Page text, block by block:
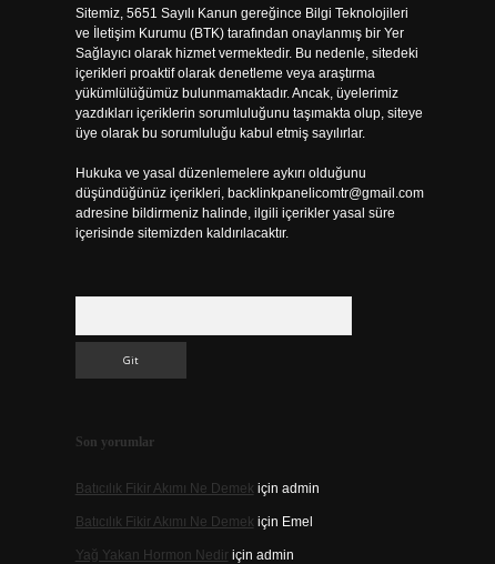
Sitemiz, 5651 Sayılı Kanun gereğince Bilgi Teknolojileri
ve İletişim Kurumu (BTK) tarafından onaylanmış bir Yer
Sağlayıcı olarak hizmet vermektedir. Bu nedenle, sitedeki
içerikleri proaktif olarak denetleme veya araştırma
yükümlülüğümüz bulunmamaktadır. Ancak, üyelerimiz
yazdıkları içeriklerin sorumluluğunu taşımakta olup, siteye
üye olarak bu sorumluluğu kabul etmiş sayılırlar.
Hukuka ve yasal düzenlemelere aykırı olduğunu
düşündüğünüz içerikleri, backlinkpanelicomtr@gmail.com
adresine bildirmeniz halinde, ilgili içerikler yasal süre
içerisinde sitemizden kaldırılacaktır.
Son yorumlar
Batıcılık Fikir Akımı Ne Demek için admin
Batıcılık Fikir Akımı Ne Demek için Emel
Yağ Yakan Hormon Nediriçin admin